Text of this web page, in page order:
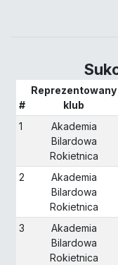
#
Reprezentowany
klub
1
Akademia
Bilardowa
Rokietnica
2
Akademia
Bilardowa
Rokietnica
3
Akademia
Bilardowa
Rokietnica